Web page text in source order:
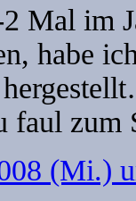
Mal im
habe
faul zum
(Mi.)